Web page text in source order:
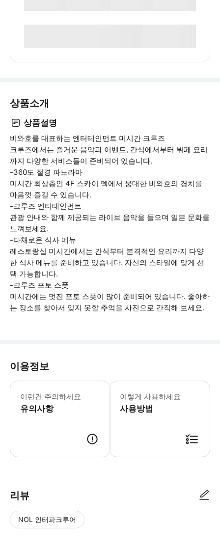
상품소개
상품설명
비와호를 대표하는 엔터테인먼트 미시간 크루즈
크루즈에서는 즐거운 음악과 이벤트, 간식에서부터 뷔페 요리
까지 다양한 서비스들이 준비되어 있습니다.
-360도 절경 파노라마
미시간 최상층인 4F 스카이 덱에서 웅대한 비와호의 경치를
마음껏 즐길 수 있습니다.
-크루즈 엔터테인먼트
관광 안내와 함께 제공되는 라이브 음악을 들으며 일본 문화를
느껴보세요.
-다채로운 식사 메뉴
레스토랑십 미시간에서는 간식부터 본격적인 요리까지 다양
한 식사 메뉴를 준비하고 있습니다. 자신의 스타일에 맞게 선
택 가능합니다.
-크루즈 포토 스폿
미시간에는 멋진 포토 스폿이 많이 준비되어 있습니다. 좋아하
는 장소를 찾아서 잊지 못할 추억을 사진으로 간직해 보세요.
이용정보
이런건 주의하세요
유의사항
성인 1명당 유아 1명은 무료로 탑승이
이렇게 사용하세요
사용방법
리뷰
NOL 인터파크투어